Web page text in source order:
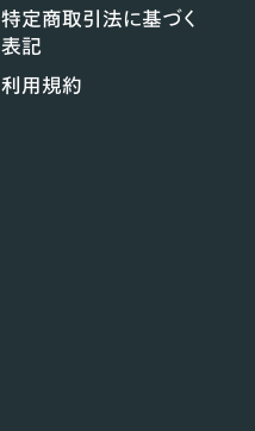
特定商取引法に基づく
表記
利用規約